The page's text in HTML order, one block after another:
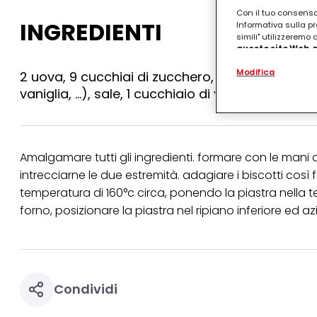
INGREDIENTI
2 uova, 9 cucchiai di zucchero, 1 hg burro
vaniglia, ...), sale, 1 cucchiaio di vino bianco, 1
Amalgamare tutti gli ingredienti. formare con le mani
intrecciarne le due estremità. adagiare i biscotti
temperatura di 160°c circa, ponendo la piastra nella
forno, posizionare la piastra nel ripiano inferiore ed
Condividi
Con il tuo
Informativa sulla
simili" utilizzeremo
questo sito
.
(rispettivamente
terzi, conservare
Puoi trovare
collegata nel piè di
qualsiasi momento
collegata nel piè di
periodo di
"modifica" di
per uno o più degli
Modifica